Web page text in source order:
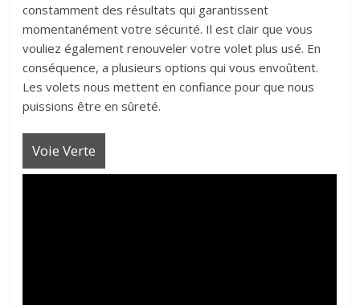
constamment des résultats qui garantissent
momentanément votre sécurité. Il est clair que vous
vouliez également renouveler votre volet plus usé. En
conséquence, a plusieurs options qui vous envoûtent.
Les volets nous mettent en confiance pour que nous
puissions être en sûreté.
Voie Verte